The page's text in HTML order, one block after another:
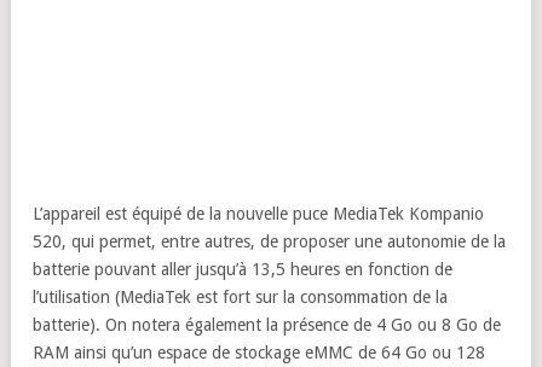
L’appareil est équipé de la nouvelle puce MediaTek Kompanio
520, qui permet, entre autres, de proposer une autonomie de la
batterie pouvant aller jusqu’à 13,5 heures en fonction de
l’utilisation (MediaTek est fort sur la consommation de la
batterie). On notera également la présence de 4 Go ou 8 Go de
RAM ainsi qu’un espace de stockage eMMC de 64 Go ou 128